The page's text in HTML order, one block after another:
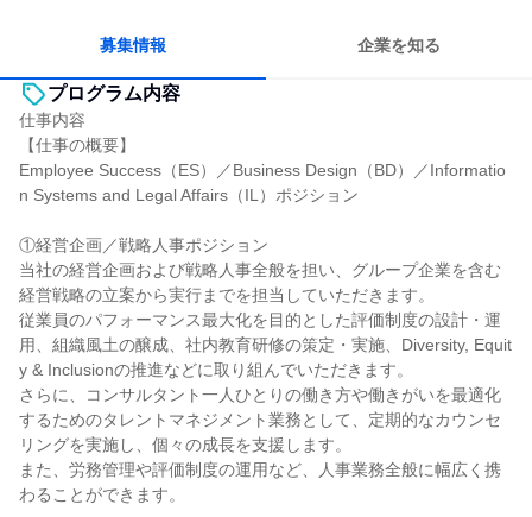
募集情報 企業を知る
プログラム内容
仕事内容
【仕事の概要】
Employee Success（ES）／Business Design（BD）／Informatio
n Systems and Legal Affairs（IL）ポジション
①経営企画／戦略人事ポジション
当社の経営企画および戦略人事全般を担い、グループ企業を含む
経営戦略の立案から実行までを担当していただきます。
従業員のパフォーマンス最大化を目的とした評価制度の設計・運
用、組織風土の醸成、社内教育研修の策定・実施、Diversity, Equit
y & Inclusionの推進などに取り組んでいただきます。
さらに、コンサルタント一人ひとりの働き方や働きがいを最適化
するためのタレントマネジメント業務として、定期的なカウンセ
リングを実施し、個々の成長を支援します。
また、労務管理や評価制度の運用など、人事業務全般に幅広く携
わることができます。